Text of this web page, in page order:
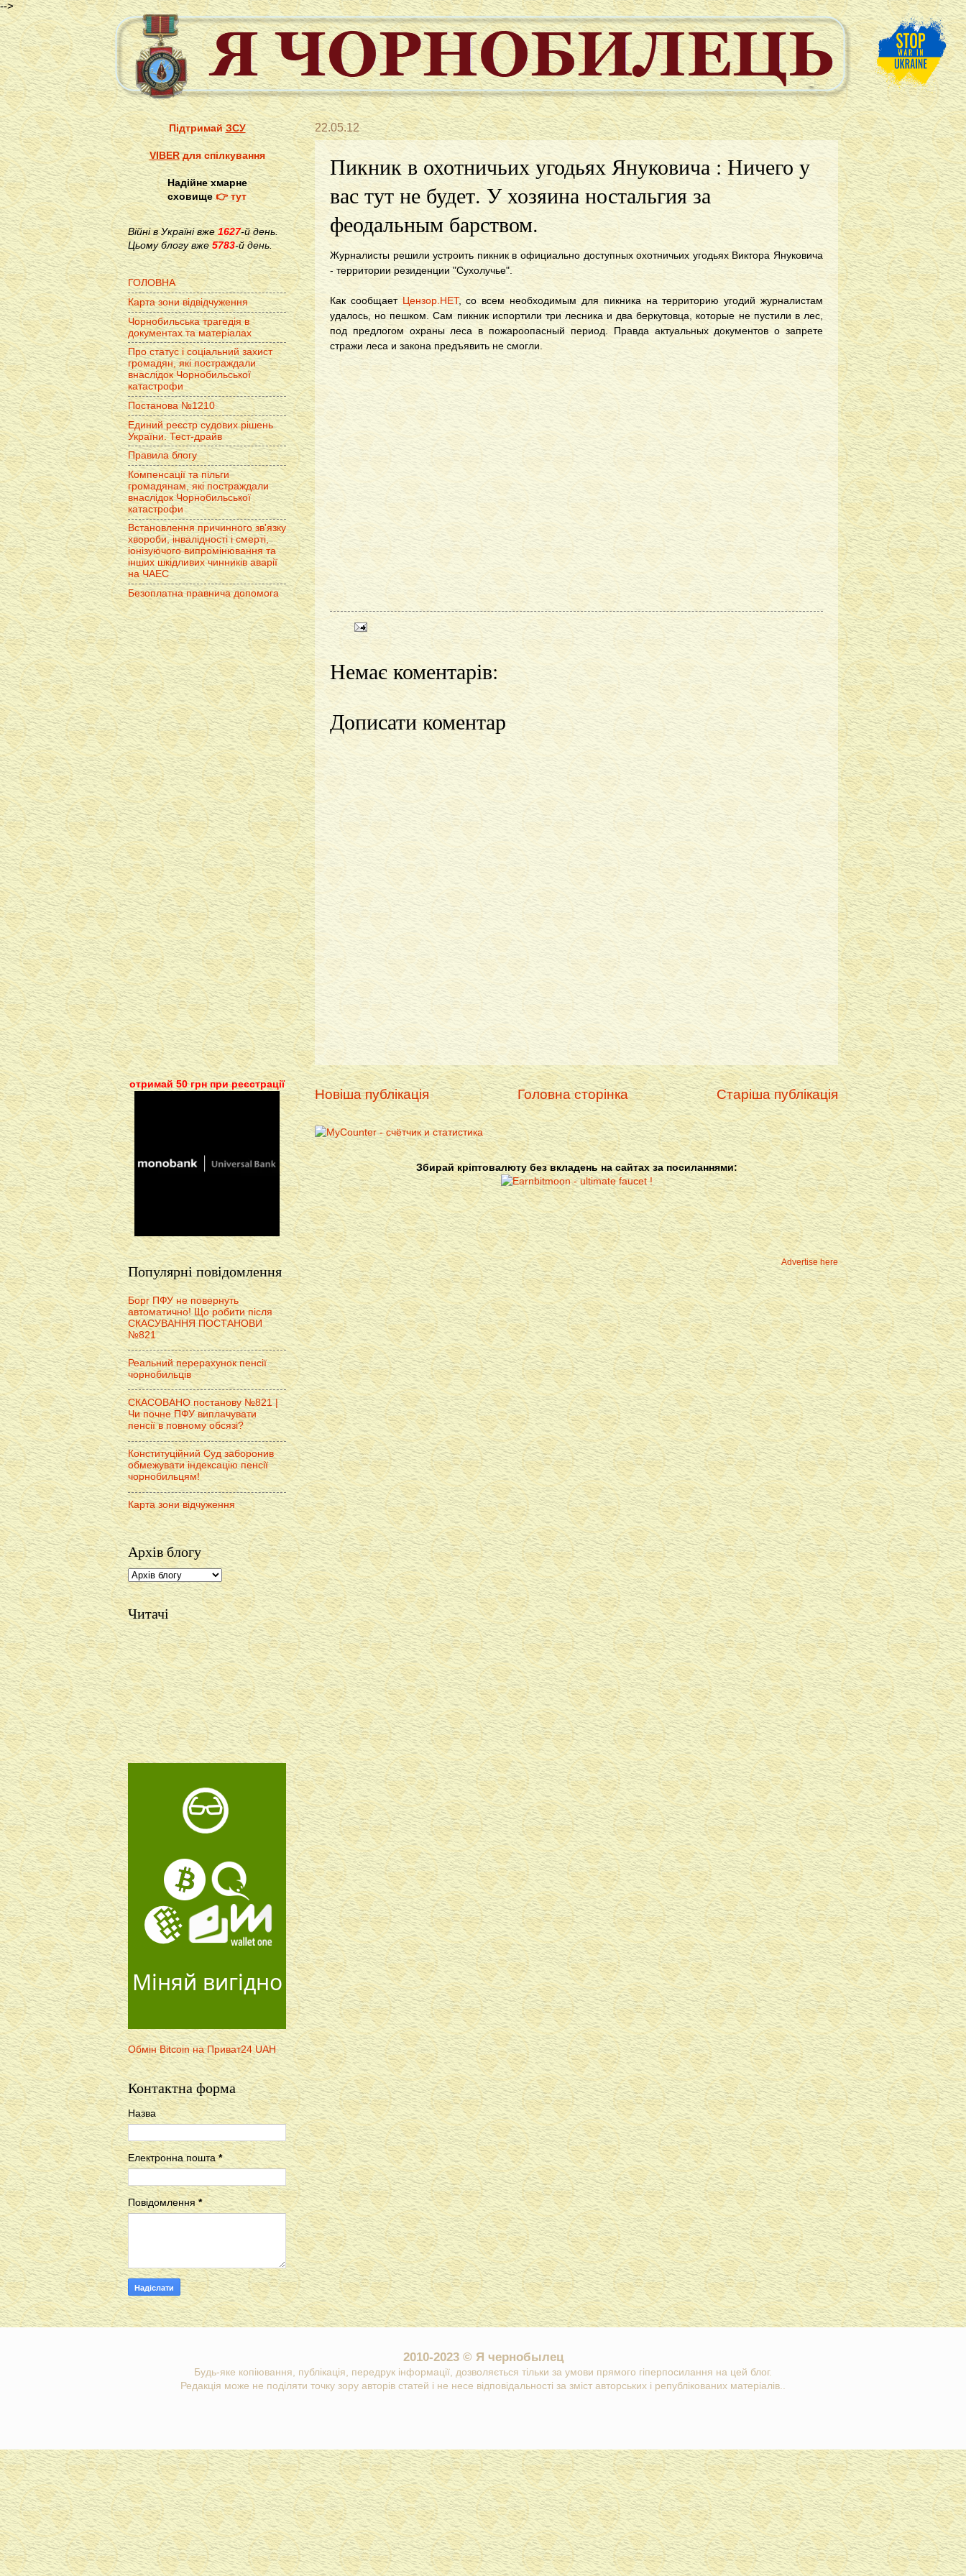
-->
22.05.12
Пикник в охотничьих угодьях Януковича : Ничего у
вас тут не будет. У хозяина ностальгия за
феодальным барством.
Журналисты решили устроить пикник в официально доступных охотничьих угодьях Виктора Януковича
- территории резиденции "Сухолучье".
Как сообщает Цензор.НЕТ, со всем необходимым для пикника на территорию угодий журналистам
удалось, но пешком. Сам пикник испортили три лесника и два беркутовца, которые не пустили в лес,
под предлогом охраны леса в пожароопасный период. Правда актуальных документов о запрете
стражи леса и закона предъявить не смогли.
Немає коментарів:
Дописати коментар
Новіша публікація Старіша публікація
Головна сторінка
Збирай кріптовалюту без вкладень на сайтах за посиланнями:
Advertise here
ПідтримайЗСУ
VIBERдля спілкування
Надійне хмарне
сховище👉 тут
Війні в Україні вже1627-й день.
Цьому блогу вже 5783-й день.
ГОЛОВНА
Карта зони відвідчуження
Чорнобильська трагедія в
документах та матеріалах
Про статус і соціальний захист
громадян, які постраждали
внаслідок Чорнобильської
катастрофи
Постанова №1210
Единий реєстр судових рішень
України. Тест-драйв
Правила блогу
Компенсації та пільги
громадянам, які постраждали
внаслідок Чорнобильської
катастрофи
Встановлення причинного зв'язку
хвороби, інвалідності і смерті,
іонізуючого випромінювання та
інших шкідливих чинників аварії
на ЧАЕС
Безоплатна правнича допомога
отримай 50 грн при реєстрації
Популярні повідомлення
Борг ПФУ не повернуть
автоматично! Що робити після
СКАСУВАННЯ ПОСТАНОВИ
№821
Реальний перерахунок пенсії
чорнобильців
СКАСОВАНО постанову №821 |
Чи почне ПФУ виплачувати
пенсії в повному обсязі?
Конституційний Суд заборонив
обмежувати індексацію пенсії
чорнобильцям!
Карта зони відчуження
Архів блогу
Читачі
Міняй вигідно
Обмін Bitcoin на Приват24 UAH
Контактна форма
Назва
Електронна пошта*
Повідомлення *
2010-2023 © Я чернобылец
Будь-яке копіювання, публікація, передрук інформації, дозволяється тільки за умови прямого гіперпосилання на цей блог.
Редакція може не поділяти точку зору авторів статей і не несе відповідальності за зміст авторських і републікованих матеріалів..